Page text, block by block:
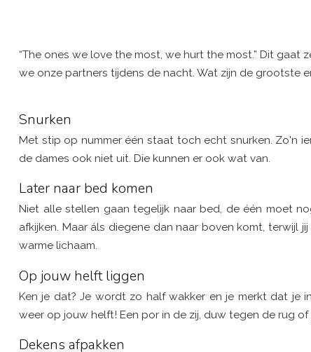
“The ones we love the most, we hurt the most.” Dit
we onze partners tijdens de nacht. Wat zijn de grootste
Snurken
Met stip op nummer één staat toch echt snurken. Zo'n
de dames ook niet uit. Die kunnen er ook wat van.
Later naar bed komen
Niet alle stellen gaan tegelijk naar bed, de één moet
afkijken. Maar áls diegene dan naar boven komt, terwijl
warme lichaam.
Op jouw helft liggen
Ken je dat? Je wordt zo half wakker en je merkt dat je
weer op jouw helft! Een por in de zij, duw tegen de rug
Dekens afpakken